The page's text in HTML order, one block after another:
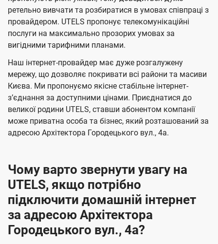
і
ї
U
t
e
l
s
б
а
ч
е
н
н
я
м
б
а
ч
н
н
я
м
ретельно вивчати та розбиратися в умовах співпраці з
провайдером. UTELS пропонує телекомунікаційні
послуги на максимально прозорих умовах за
вигідними тарифними планами.
Наш інтернет-провайдер має дуже розгалужену
мережу, що дозволяє покривати всі райони та масиви
Києва. Ми пропонуємо якісне стабільне інтернет-
зʼєднання за доступними цінами. Приєднатися до
великої родини UTELS, ставши абонентом компанії
може приватна особа та бізнес, який розташований за
адресою Архітектора Городецького вул., 4а.
Чому варто звернути увагу на
UTELS, якщо потрібно
підключити домашній інтернет
за адресою Архітектора
Городецького вул., 4а?